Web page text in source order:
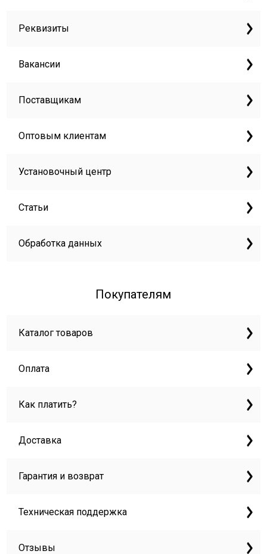
Реквизиты
Вакансии
Поставщикам
Оптовым клиентам
Установочный центр
Статьи
Обработка данных
Покупателям
Каталог товаров
Оплата
Как платить?
Доставка
Гарантия и возврат
Техническая поддержка
Отзывы